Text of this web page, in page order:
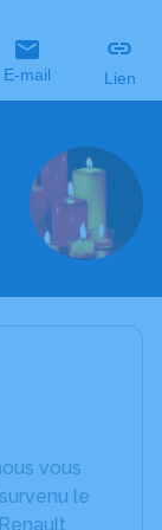
E-mail Lien
vous
le